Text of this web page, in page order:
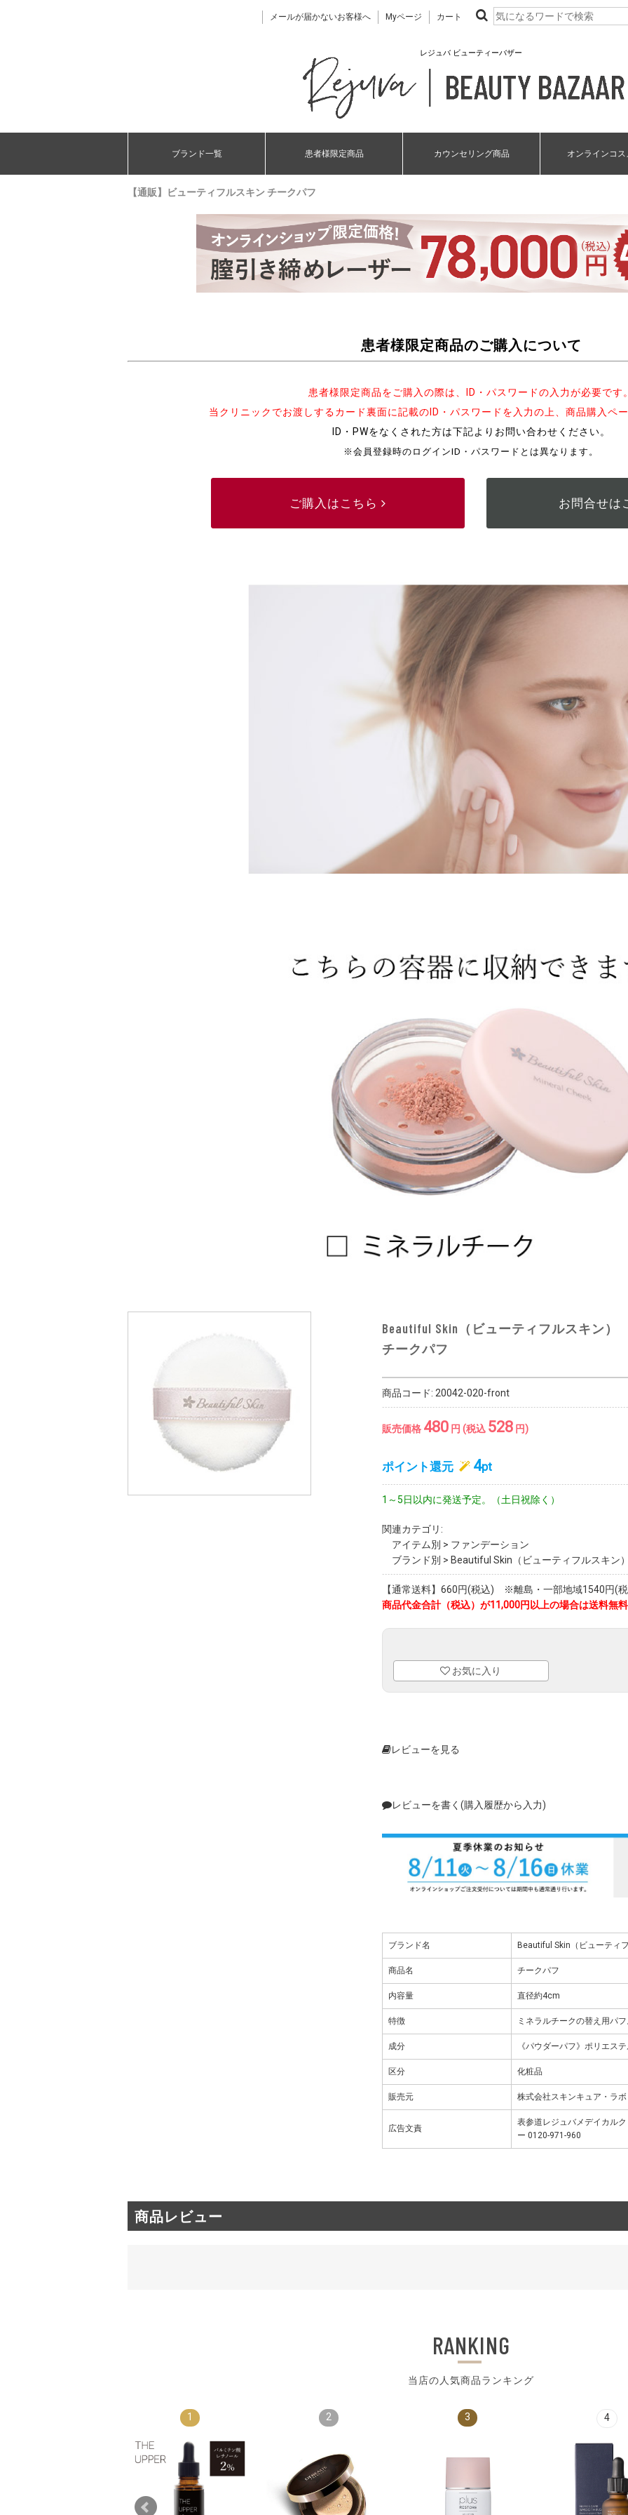
メールが届かないお客様へ Myページ カート
レジュバ ビューティーバザー
ブランド一覧 患者様限定商品 カウンセリング商品 オンラインコス
【通販】ビューティフルスキン チークパフ
患者様限定商品のご購入について
患者様限定商品をご購入の際は、ID・パスワードの入力が必要です
当クリニックでお渡しするカード裏面に記載のID・パスワードを入力の上、商品購入ペ
ID・PWをなくされた方は下記よりお問い合わせください。
※会員登録時のログインID・パスワードとは異なります。
ご購入はこちら お問合せは
Beautiful Skin（ビューティフルスキン）
チークパフ
商品コード: 20042-020-front
販売価格 480円 (税込 528円)
ポイント還元 4pt
1～5日以内に発送予定。（土日祝除く）
関連カテゴリ:
アイテム別 > ファンデーション
ブランド別 > Beautiful Skin（ビューティフルスキン
【通常送料】660円(税込) ※離島・一部地域1540円(
商品代金合計（税込）が11,000円以上の場合は送料無
お気に入り
レビューを見る
レビューを書く(購入履歴から入力)
ブランド名 Beautiful Skin（ビューティ
商品名 チークパフ
内容量 直径約4cm
特徴 ミネラルチークの替え用パ
成分 《パウダーパフ》ポリエス
区分 化粧品
販売元 株式会社スキンキュア・ラボ
広告文責
表参道レジュバメデイカル
ー 0120-971-960
商品レビュー
RANKING
当店の人気商品ランキング
1 2 3 4